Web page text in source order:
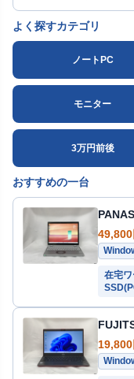
よく探すカテゴリ
ノートPC
モニター
3万円前後
おすすめの一台
49,800
在宅
19,800